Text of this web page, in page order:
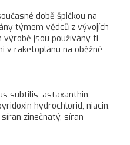
době špičkou na
týmem vědců z vývojích
výrobě jsou používány ti
v raketoplánu na oběžné
subtilis, astaxanthin,
hydrochlorid, niacin,
zinečnatý, síran